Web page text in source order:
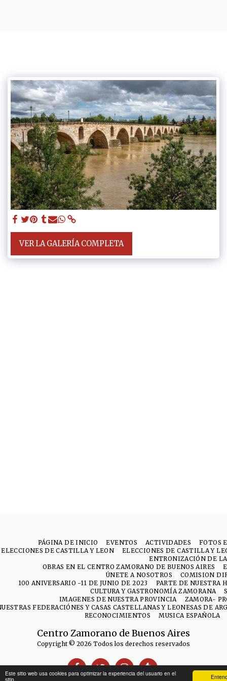
Este sitio web usa cookies para optimizar la experiencia del usuario en el
sitio.
VER LA GALERÍA COMPLETA
Centro Zamorano de Buenos Aires
Copyright © 2026 Todos los derechos reservados
PÁGINA DE INICIO EVENTOS ACTIVIDADES
FOTOS
ELECCIONES DE CASTILLA Y LEON
ELECCIONES DE CASTILLA Y
ENTRONIZACIÓN DE
OBRAS EN EL CENTRO ZAMORANO DE BUENOS AIRES
ÚNETE A NOSOTROS
COMISION
100 ANIVERSARIO -11 DE JUNIO DE 2023
PARTE DE NUESTRA
CULTURA Y GASTRONOMÍA ZAMORANA
IMAGENES DE NUESTRA PROVINCIA
ZAMORA-
FEDERACIÓNES Y CASAS CASTELLANAS Y LEONESAS DE
RECONOCIMIENTOS
MUSICA ESPAÑOLA